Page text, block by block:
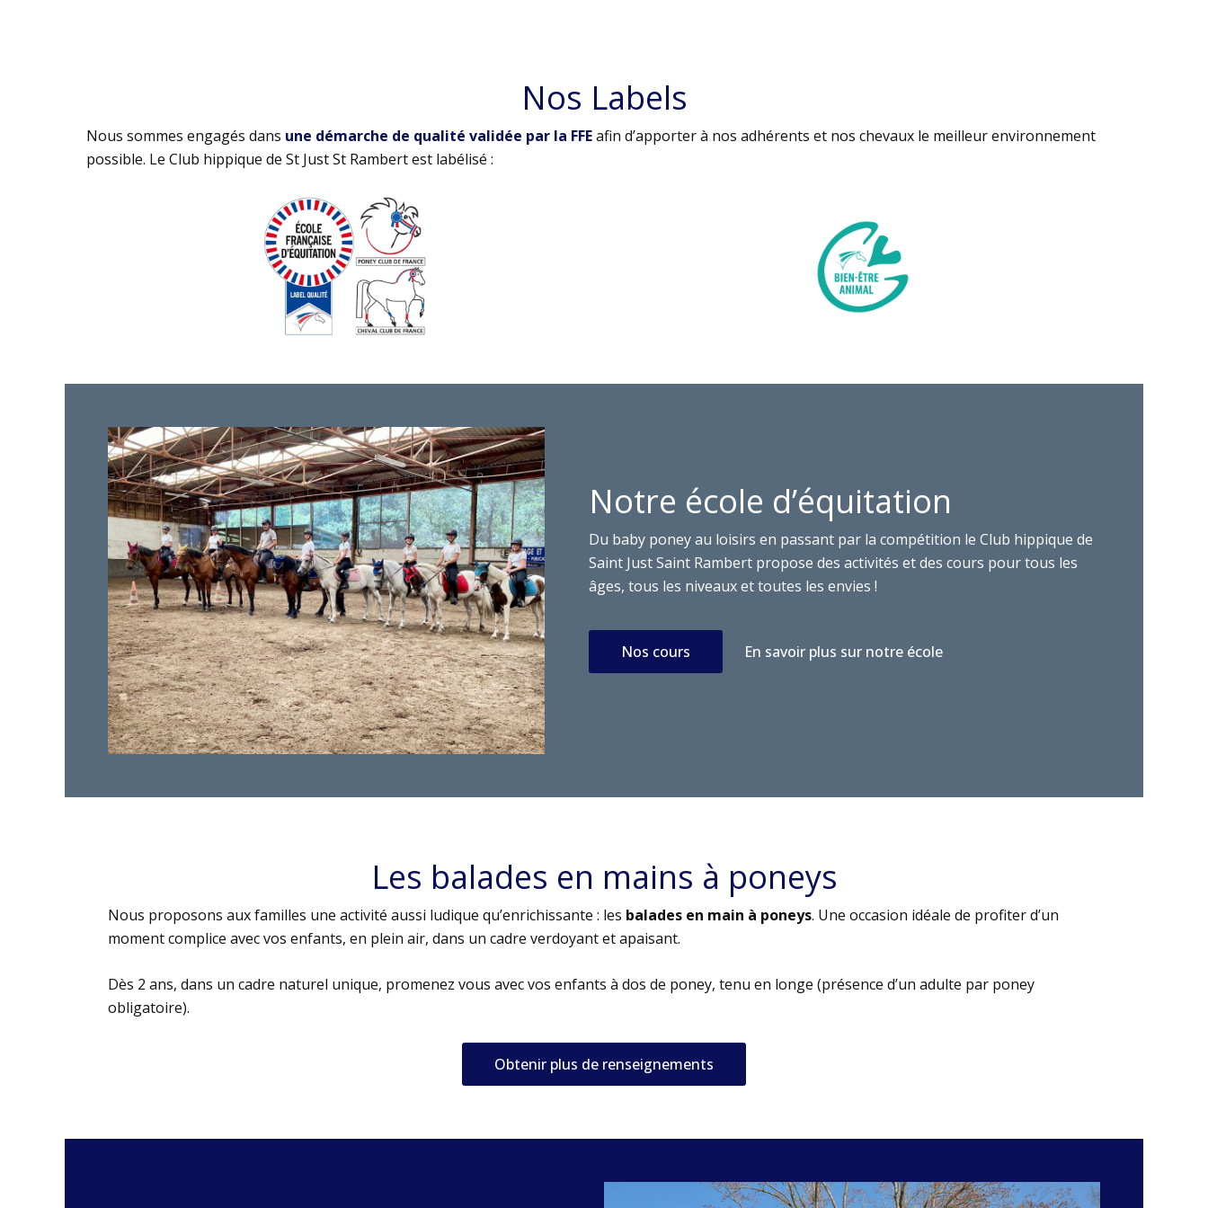
Nos Labels
Nous sommes engagés dans une démarche de qualité validée par la FFEafin d’apporter à nos adhérents et nos chevaux le meilleur environnement
possible. Le Club hippique de St Just St Rambert est labélisé :
Notre école d’équitation
Du baby poney au loisirs en passant par la compétition le Club hippique de
Saint Just Saint Rambert propose des activités et des cours pour tous les
âges, tous les niveaux et toutes les envies !
Nos cours En savoir plus sur notre école
Les balades en mains à poneys
Nous proposons aux familles une activité aussi ludique qu’enrichissante : les balades en main à poneys. Une occasion idéale de profiter d’un
moment complice avec vos enfants, en plein air, dans un cadre verdoyant et apaisant.
Dès 2 ans, dans un cadre naturel unique, promenez vous avec vos enfants à dos de poney, tenu en longe (présence d’un adulte par poney
obligatoire).
Obtenir plus de renseignements